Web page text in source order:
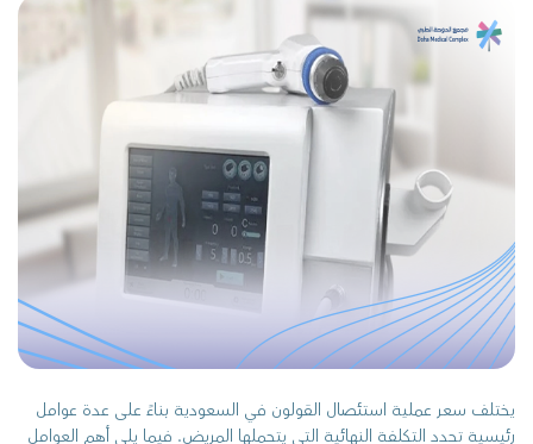
يختلف سعر عملية استئصال القولون في السعودية بناءً على عدة عوامل
رئيسية تحدد التكلفة النهائية التي يتحملها المريض. فيما يلي أهم العوامل